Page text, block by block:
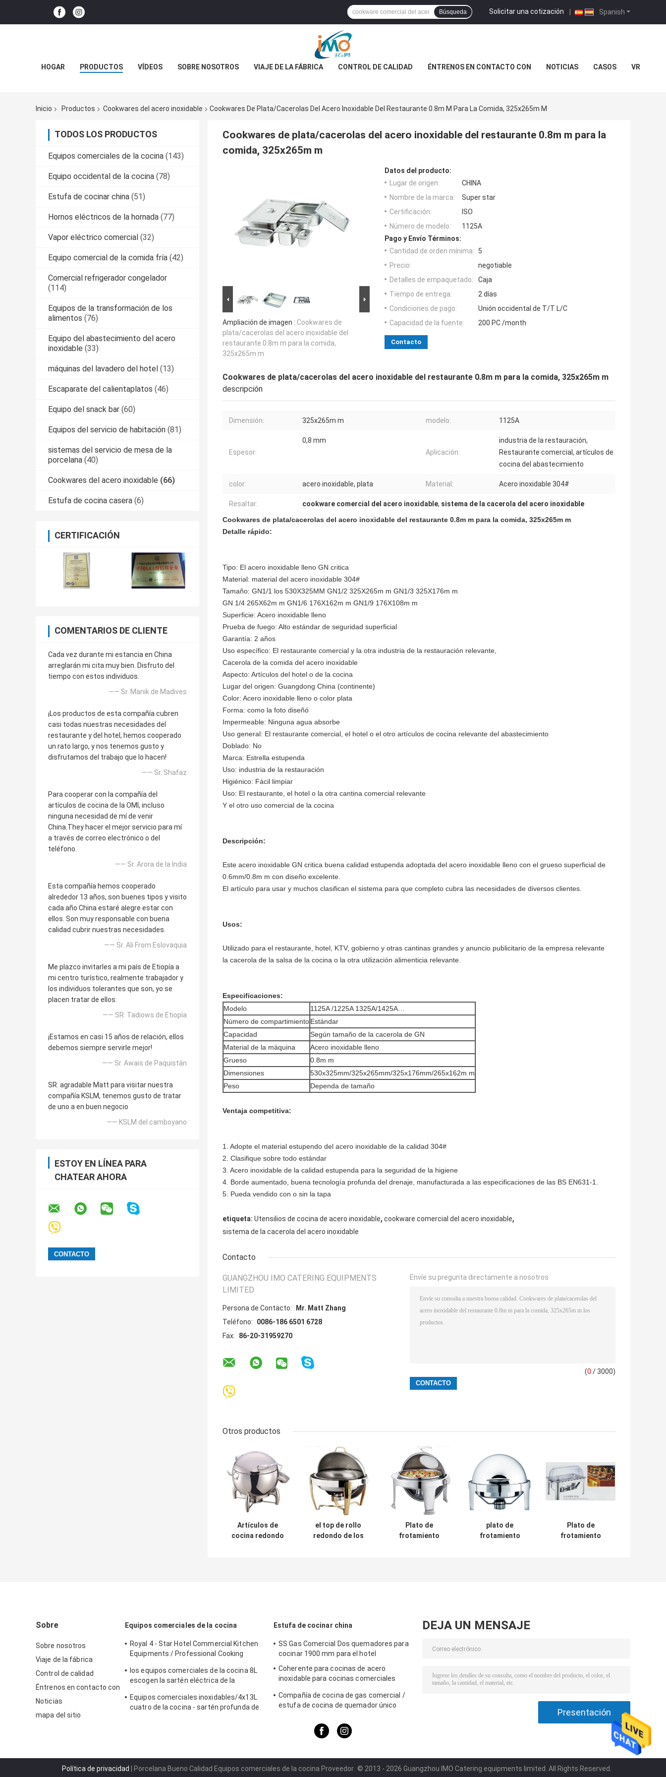
Spanish
Solicitar una cotización |
Búsqueda
HOGAR PRODUCTOS VÍDEOS SOBRE NOSOTROS VIAJE DE LA FÁBRICA CONTROL DE CALIDAD ÉNTRENOS EN CONTACTO CON NOTICIAS CASOS VR
Inicio Productos Cookwares del acero inoxidable Cookwares De Plata/cacerolas Del Acero Inoxidable Del Restaurante 0.8m M Para La Comida, 325x265m M
TODOS LOS PRODUCTOS
Equipos comerciales de la cocina (143)
Equipo occidental de la cocina (78)
Estufa de cocinar china (51)
Hornos eléctricos de la hornada (77)
Vapor eléctrico comercial (32)
Equipo comercial de la comida fría (42)
Comercial refrigerador congelador
(114)
Equipos de la transformación de los
alimentos (76)
Equipo del abastecimiento del acero
inoxidable (33)
máquinas del lavadero del hotel (13)
Escaparate del calientaplatos (46)
Equipo del snack bar (60)
Equipos del servicio de habitación (81)
sistemas del servicio de mesa de la
porcelana (40)
Cookwares del acero inoxidable (66)
Estufa de cocina casera (6)
CERTIFICACIÓN
COMENTARIOS DE CLIENTE
Cada vez durante mi estancia en China
arreglarán mi cita muy bien. Disfruto del
tiempo con estos individuos.
—— Sr. Manik de Madives
¡Los productos de esta compañía cubren
casi todas nuestras necesidades del
restaurante y del hotel, hemos cooperado
un rato largo, y nos tenemos gusto y
disfrutamos del trabajo que lo hacen!
—— Sr. Shafaz
Para cooperar con la compañía del
artículos de cocina de la OMI, incluso
ninguna necesidad de mí de venir
China.They hacer el mejor servicio para mí
a través de correo electrónico o del
teléfono.
—— Sr. Arora de la India
Esta compañía hemos cooperado
alrededor 13 años, son buenes tipos y visito
cada año China estaré alegre estar con
ellos. Son muy responsable con buena
calidad cubrir nuestras necesidades.
—— Sr. Ali From Eslovaquia
Me plazco invitarles a mi país de Etiopía a
mi centro turístico, realmente trabajador y
los individuos tolerantes que son, yo se
placen tratar de ellos.
—— SR. Tadiows de Etiopía
¡Estamos en casi 15 años de relación, ellos
debemos siempre servirle mejor!
—— Sr. Awais de Paquistán
SR. agradable Matt para visitar nuestra
compañía KSLM, tenemos gusto de tratar
de uno a en buen negocio
—— KSLM del camboyano
ESTOY EN LÍNEA PARA
CHATEAR AHORA
Cookwares de plata/cacerolas del acero inoxidable del restaurante 0.8m m para la
comida, 325x265m m
Ampliación de imagen : Cookwares de
plata/cacerolas del acero inoxidable del
restaurante 0.8m m para la comida,
325x265m m
Datos del producto:
Lugar de origen:
CHINA
Nombre de la marca:
Super star
Certificación:
ISO
Número de modelo:
1125A
Pago y Envío Términos:
Cantidad de orden mínima:
5
Precio:
negotiable
Detalles de empaquetado:
Caja
Tiempo de entrega:
2 días
Condiciones de pago:
Unión occidental de T/T L/C
Capacidad de la fuente:
200 PC /month
Contacto
Cookwares de plata/cacerolas del acero inoxidable del restaurante 0.8m m para la comida, 325x265m m
descripción
Dimensión: 325x265m m modelo: 1125A
Espesor:
0,8 mm
Aplicación:
industria de la restauración,
Restaurante comercial, artículos de
cocina del abastecimiento
color: acero inoxidable, plata Material: Acero inoxidable 304#
Resaltar: cookware comercial del acero inoxidable, sistema de la cacerola del acero inoxidable
Cookwares de plata/cacerolas del acero inoxidable del restaurante 0.8m m para la comida, 325x265m m
Detalle rápido:
Tipo: El acero inoxidable lleno GN critica
Material: material del acero inoxidable 304#
Tamaño: GN1/1 los 530X325MM GN1/2 325X265m m GN1/3 325X176m m
GN 1/4 265X62m m GN1/6 176X162m m GN1/9 176X108m m
Superficie: Acero inoxidable lleno
Prueba de fuego: Alto estándar de seguridad superficial
Garantía: 2 años
Uso específico: El restaurante comercial y la otra industria de la restauración relevante,
Cacerola de la comida del acero inoxidable
Aspecto: Artículos del hotel o de la cocina
Lugar del origen: Guangdong China (continente)
Color: Acero inoxidable lleno o color plata
Forma: como la foto diseñó
Impermeable: Ninguna agua absorbe
Uso general: El restaurante comercial, el hotel o el otro artículos de cocina relevante del abastecimiento
Doblado: No
Marca: Estrella estupenda
Uso: industria de la restauración
Higiénico: Fácil limpiar
Uso: El restaurante, el hotel o la otra cantina comercial relevante
Y el otro uso comercial de la cocina
Descripción:
Este acero inoxidable GN critica buena calidad estupenda adoptada del acero inoxidable lleno con el grueso superficial de
0.6mm/0.8m m con diseño excelente.
El artículo para usar y muchos clasifican el sistema para que completo cubra las necesidades de diversos clientes.
Usos:
Utilizado para el restaurante, hotel, KTV, gobierno y otras cantinas grandes y anuncio publicitario de la empresa relevante
la cacerola de la salsa de la cocina o la otra utilización alimenticia relevante.
Especificaciones:
Modelo
1125A /1225A 1325A/1425A…
Número de compartimientoEstándar
Capacidad
Según tamaño de la cacerola de GN
Material de la máquina
Acero inoxidable lleno
Grueso
0.8m m
Dimensiones
530x325mm/325x265mm/325x176mm/265x162m m
Peso
Dependa de tamaño
Ventaja competitiva:
1. Adopte el material estupendo del acero inoxidable de la calidad 304#
2. Clasifique sobre todo estándar
3. Acero inoxidable de la calidad estupenda para la seguridad de la higiene
4. Borde aumentado, buena tecnología profunda del drenaje, manufacturada a las especificaciones de las BS EN631-1.
5. Pueda vendido con o sin la tapa
etiqueta: Utensilios de cocina de acero inoxidable, cookware comercial del acero inoxidable,
sistema de la cacerola del acero inoxidable
Contacto
GUANGZHOU IMO CATERING EQUIPMENTS
LIMITED
Persona de Contacto:
Mr. Matt Zhang
Teléfono:
0086-186 6501 6728
Fax:
86-20-31959270
Envíe su pregunta directamente a nosotros
(0 / 3000)
Otros productos
Artículos de
cocina redondo
el top de rollo
redondo de los
Plato de
frotamiento
plato de
frotamiento
Plato de
frotamiento
Sobre
Sobre nosotros
Viaje de la fábrica
Control de calidad
Éntrenos en contacto con
Noticias
mapa del sitio
Equipos comerciales de la cocina
Royal 4 - Star Hotel Commercial Kitchen
Equipments / Professional Cooking
los equipos comerciales de la cocina 8L
escogen la sartén eléctrica de la
profunda de la sartén
Equipos comerciales inoxidables/4x13L
cuatro de la cocina - sartén profunda de
Estufa de cocinar china
SS Gas Comercial Dos quemadores para
cocinar 1900 mm para el hotel
Coherente para cocinas de acero
inoxidable para cocinas comerciales
Compañía de cocina de gas comercial /
estufa de cocina de quemador único
DEJA UN MENSAJE
Política de privacidad | Porcelana Bueno Calidad Equipos comerciales de la cocina Proveedor. © 2013 - 2026 Guangzhou IMO Catering equipments limited. All Rights Reserved.